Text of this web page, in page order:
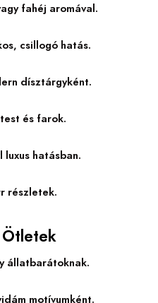
fahéj aromával.
csillogó hatás.
dísztárgyként.
és farok.
hatásban.
részletek.
Ötletek
állatbarátoknak.
motívumként.